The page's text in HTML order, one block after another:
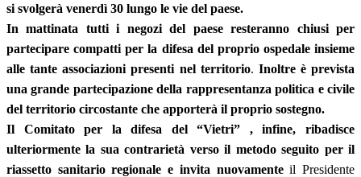
si svolgerà venerdì 30 lungo le vie del paese.
In mattinata tutti i negozi del paese resteranno chiusi per
partecipare compatti per la difesa del proprio ospedale insieme
alle tante associazioni presenti nel territorio. Inoltre è prevista
una grande partecipazione della rappresentanza politica e civile
del territorio circostante che apporterà il proprio sostegno.
Il Comitato per la difesa del “Vietri” , infine, ribadisce
ulteriormente la sua contrarietà verso il metodo seguito per il
riassetto sanitario regionale e invita nuovamenteil Presidente